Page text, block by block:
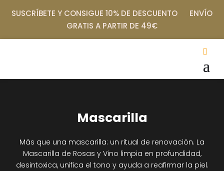
SUSCRÍBETE Y CONSIGUE 10% DE DESCUENTO ENVÍO
GRATIS A PARTIR DE 49€
Mascarilla
Más que una mascarilla: un ritual de renovación. La
Mascarilla de Rosas y Vino limpia en profundidad,
desintoxica, unifica el tono y ayuda a reafirmar la piel.